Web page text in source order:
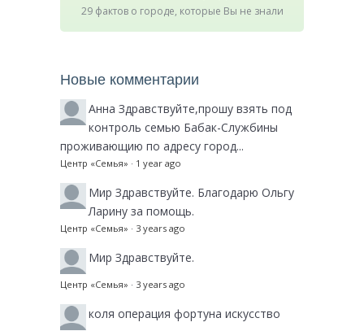
29 фактов о городе, которые Вы не знали
Новые комментарии
Анна Здравствуйте,прошу взять под
контроль семью Бабак-Службины
проживающию по адресу город...
Центр «Семья» · 1 year ago
Мир Здравствуйте. Благодарю Ольгу
Ларину за помощь.
Центр «Семья» · 3 years ago
Мир Здравствуйте.
Центр «Семья» · 3 years ago
коля операция фортуна искусство